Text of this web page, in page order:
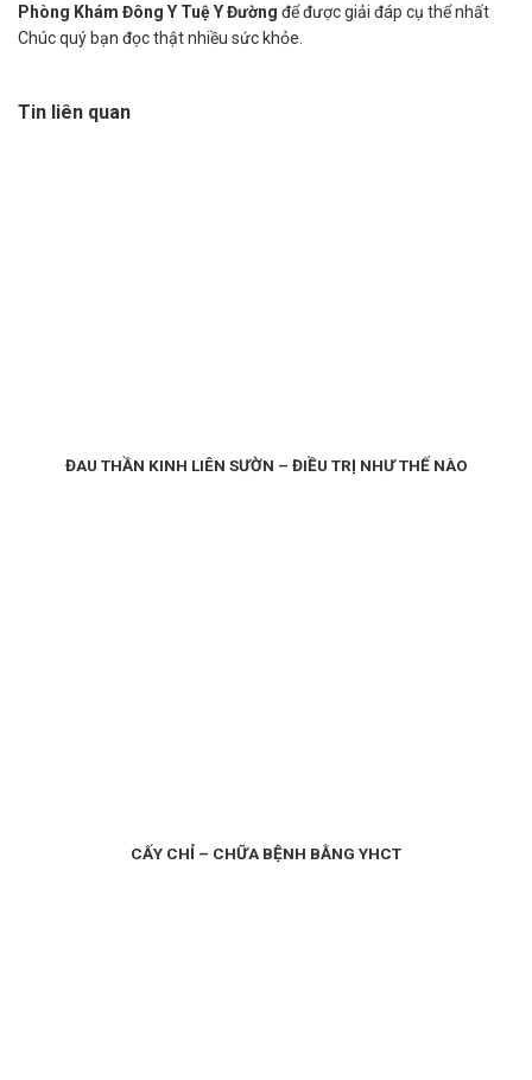
Phòng Khám Đông Y Tuệ Y Đường để được giải đáp cụ thể nhất
Chúc quý bạn đọc thật nhiều sức khỏe.
Tin liên quan
ĐAU THẦN KINH LIÊN SƯỜN – ĐIỀU TRỊ NHƯ THẾ NÀO
CẤY CHỈ – CHỮA BỆNH BẰNG YHCT